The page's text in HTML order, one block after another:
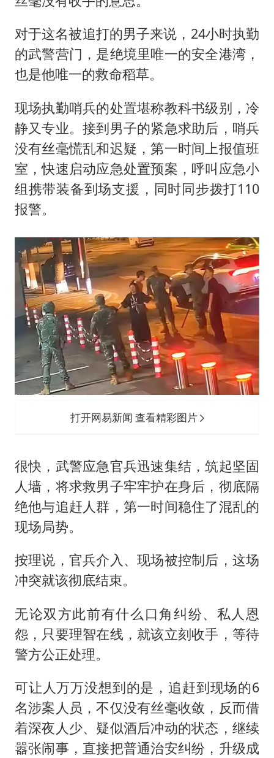
对于这名被追打的男子来说，24小时执勤
的武警营门，是绝境里唯一的安全港湾，
也是他唯一的救命稻草。
现场执勤哨兵的处置堪称教科书级别，冷
静又专业。接到男子的紧急求助后，哨兵
没有丝毫慌乱和迟疑，第一时间上报值班
室，快速启动应急处置预案，呼叫应急小
组携带装备到场支援，同时同步拨打110
报警。
打开网易新闻 查看精彩图片
很快，武警应急官兵迅速集结，筑起坚固
人墙，将求救男子牢牢护在身后，彻底隔
绝他与追赶人群，第一时间稳住了混乱的
现场局势。
按理说，官兵介入、现场被控制后，这场
冲突就该彻底结束。
无论双方此前有什么口角纠纷、私人恩
怨，只要理智在线，就该立刻收手，等待
警方公正处理。
可让人万万没想到的是，追赶到现场的6
名涉案人员，不仅没有丝毫收敛，反而借
着深夜人少、疑似酒后冲动的状态，继续
嚣张闹事，直接把普通治安纠纷，升级成